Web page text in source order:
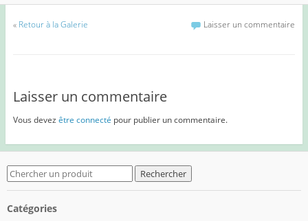
« Retour à la Galerie Laisser un commentaire
Laisser un commentaire
Vous devez être connecté pour publier un commentaire.
Search
for:
Catégories